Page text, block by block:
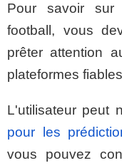
Pour savoir
football, vous
prêter attention
plateformes
L'utilisateur peut
pour les
vous pouvez